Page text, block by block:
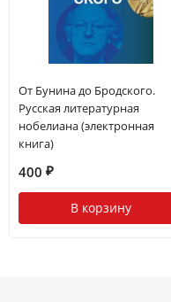
От Бунина до Бродского.
Русская литературная
нобелиана (электронная
книга)
400 ₽
В корзину